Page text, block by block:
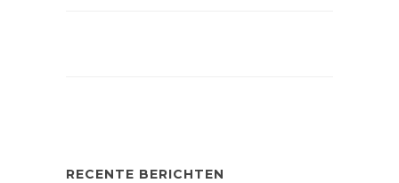
RECENTE BERICHTEN